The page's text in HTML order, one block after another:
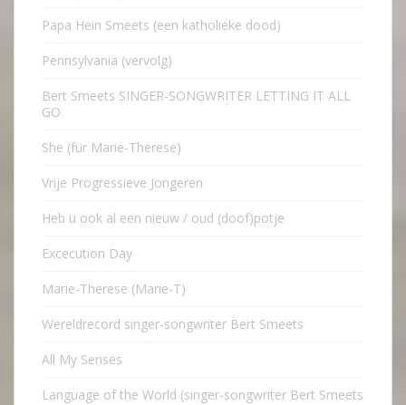
Papa Hein Smeets (een katholieke dood)
Pennsylvania (vervolg)
Bert Smeets SINGER-SONGWRITER LETTING IT ALL
GO
She (für Marie-Therese)
Vrije Progressieve Jongeren
Heb u ook al een nieuw / oud (doof)potje
Excecution Day
Marie-Therese (Marie-T)
Wereldrecord singer-songwriter Bert Smeets
All My Senses
Language of the World (singer-songwriter Bert Smeets